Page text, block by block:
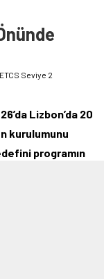
Seviye 2
Lizbon’da 20
kurulumunu
programın